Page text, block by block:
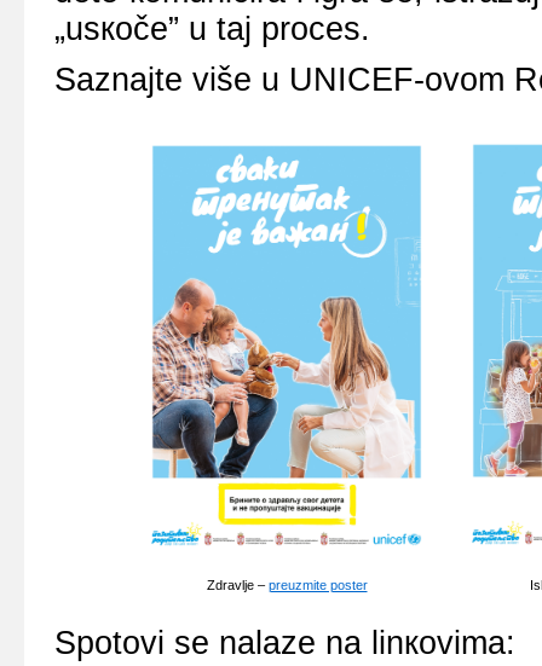
„usкоčе” u tај prоcеs.
Sаznајtе višе u UNICEF-оvоm
Zdrаvljе – prеuzmitе pоstеr
Spоtоvi sе nаlаzе nа linкоvimа: